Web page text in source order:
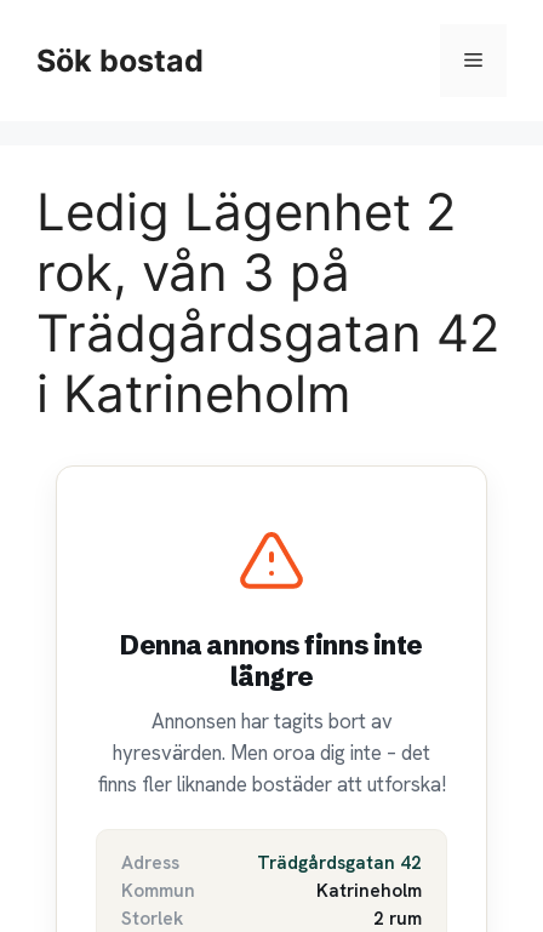
innehållSök bostad Meny
Ledig Lägenhet 2
rok, vån 3 på
Trädgårdsgatan 42
i Katrineholm
Denna annons finns inte
längre
Annonsen har tagits bort av
hyresvärden. Men oroa dig inte – det
finns fler liknande bostäder att utforska!
Adress
Trädgårdsgatan 42
Kommun
Katrineholm
Storlek
2 rum